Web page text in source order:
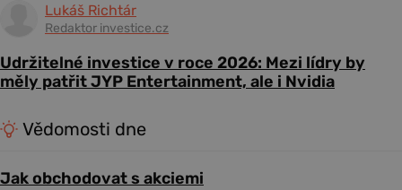
Lukáš Richtár
Redaktor investice.cz
Udržitelné investice v roce 2026: Mezi lídry by
měly patřit JYP Entertainment, ale i Nvidia
Vědomosti dne
Jak obchodovat s akciemi